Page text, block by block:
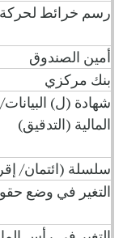
رسم خرائط لحركة
أمين الصندوق
بنك مركزي
شهادة (ل) البيانات/
المالية (التدقيق)
سلسلة (ائتمان/
التغير في وضع